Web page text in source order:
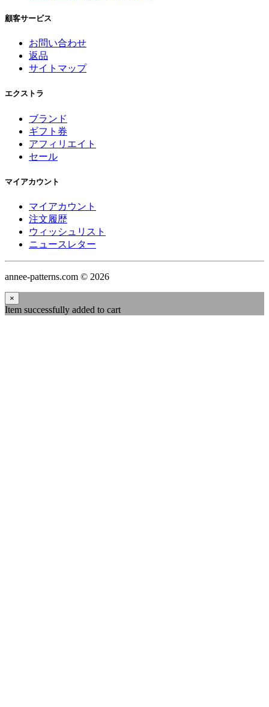
顧客サービス
お問い合わせ
返品
サイトマップ
エクストラ
ブランド
ギフト券
アフィリエイト
セール
マイアカウント
マイアカウント
注文履歴
ウィッシュリスト
ニュースレター
annee-patterns.com © 2026
×
Item successfully added to cart